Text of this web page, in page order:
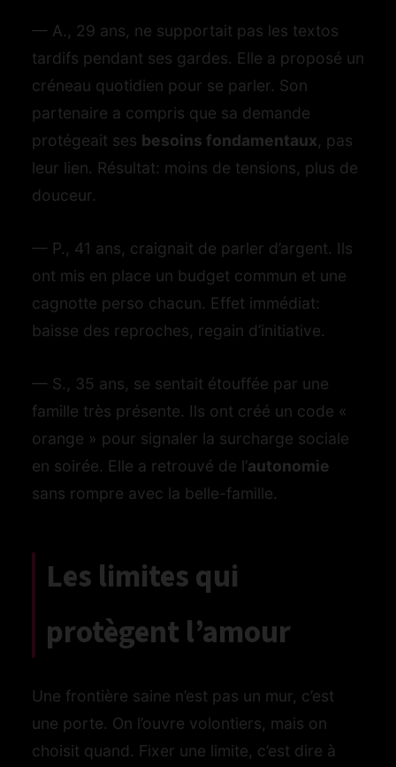
— A., 29 ans, ne supportait pas les textos
tardifs pendant ses gardes. Elle a proposé un
créneau quotidien pour se parler. Son
partenaire a compris que sa demande
protégeait ses besoins fondamentaux, pas
leur lien. Résultat: moins de tensions, plus de
douceur.
— P., 41 ans, craignait de parler d’argent. Ils
ont mis en place un budget commun et une
cagnotte perso chacun. Effet immédiat:
baisse des reproches, regain d’initiative.
— S., 35 ans, se sentait étouffée par une
famille très présente. Ils ont créé un code «
orange » pour signaler la surcharge sociale
en soirée. Elle a retrouvé de l’autonomie
sans rompre avec la belle-famille.
Les limites qui
protègent l’amour
Une frontière saine n’est pas un mur, c’est
une porte. On l’ouvre volontiers, mais on
choisit quand. Fixer une limite, c’est dire à